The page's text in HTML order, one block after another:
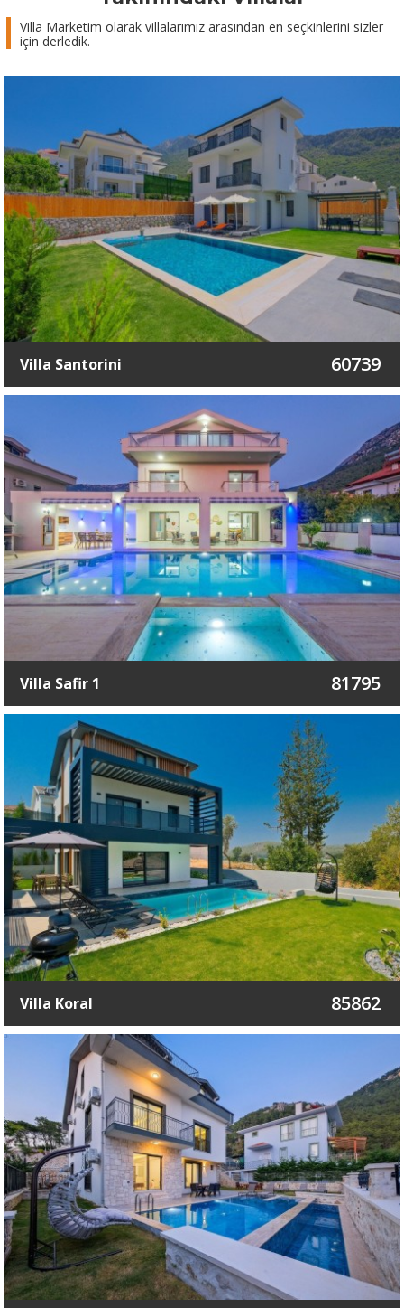
Villa Marketim olarak villalarımız arasından en seçkinlerini sizler
için derledik.
Villa Santorini 60739
Villa Safir 1 81795
Villa Koral 85862